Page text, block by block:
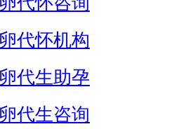
代怀机构
代生助孕
代生咨询